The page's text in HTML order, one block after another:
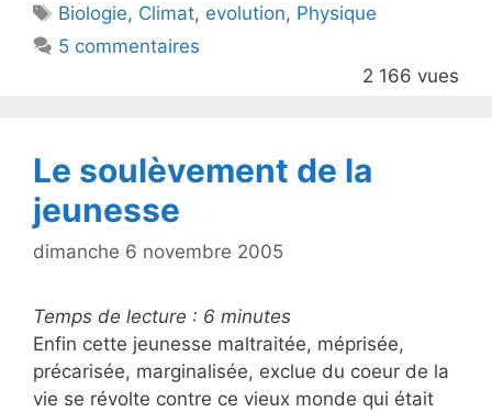
b
o
Étiquettes
Biologie, Climat, evolution, Physique
5 commentaires
2 166 vues
Le soulèvement de la
jeunesse
dimanche 6 novembre 2005
Temps de lecture : 6 minutes
Enfin cette jeunesse maltraitée, méprisée,
précarisée, marginalisée, exclue du coeur de la
vie se révolte contre ce vieux monde qui était